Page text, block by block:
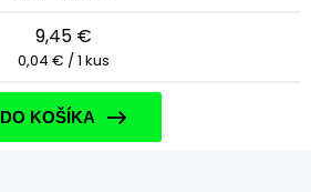
9,45 €
0,04 € / 1 kus
DO KOŠÍKA